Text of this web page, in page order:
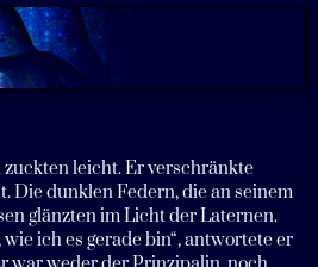
leicht. Er verschränkte
Die dunklen Federn, die an seinem
glänzten im Licht der Laternen.
ich es gerade bin“, antwortete er